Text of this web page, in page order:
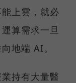
上雲，就必
算需求一旦
地端 AI。
持有大量醫